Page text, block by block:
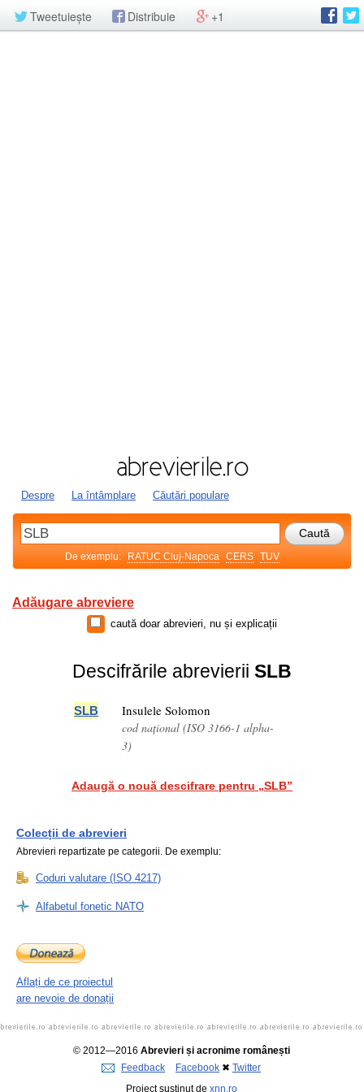
Tweetuiește Distribuie +1
Despre La întâmplare Căutări populare
De exemplu: RATUC Cluj-Napoca CERS TUV
Adăugare abreviere
caută doar abrevieri, nu și explicații
Descifrările abrevierii SLB
SLB Insulele Solomon
cod național (ISO 3166-1 alpha-
3)
Adaugă o nouă descifrare pentru „SLB”
Colecții de abrevieri
Abrevieri repartizate pe categorii. De exemplu:
Coduri valutare (ISO 4217)
Alfabetul fonetic NATO
Aflați de ce proiectul
are nevoie de donații
© 2012—2016 Abrevieri și acronime românești
Feedback
Facebook ✖ Twitter
Proiect susținut de xnn.ro